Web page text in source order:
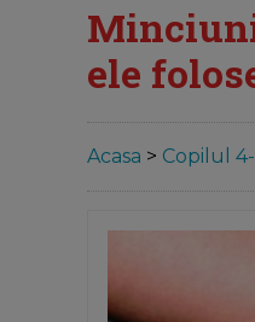
ele
Acasa > Copilul